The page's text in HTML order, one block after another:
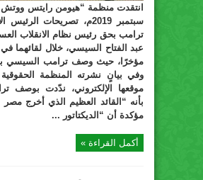
سبتمبر 2019م، تصريحات
ترامب بحق رئيس نظام الانقلاب
عبد الفتاح السيسي، خلال لقائهما في
مؤخرًا، حيث وصف ترامب السيسي
وفي بيانٍ نشرته المنظمة الحقوقية
موقعها الإلكتروني، ندّدت بوصف
بأنه “القائد العظيم الذي أخرج
مؤكدة أن “الديكتاتور ...
أكمل القراءة »